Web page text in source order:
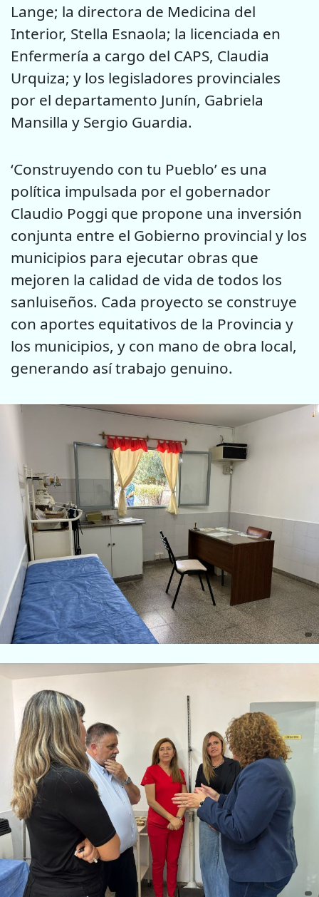
Lange; la directora de Medicina del
Interior, Stella Esnaola; la licenciada en
Enfermería a cargo del CAPS, Claudia
Urquiza; y los legisladores provinciales
por el departamento Junín, Gabriela
Mansilla y Sergio Guardia.
‘Construyendo con tu Pueblo’ es una
política impulsada por el gobernador
Claudio Poggi que propone una inversión
conjunta entre el Gobierno provincial y los
municipios para ejecutar obras que
mejoren la calidad de vida de todos los
sanluiseños. Cada proyecto se construye
con aportes equitativos de la Provincia y
los municipios, y con mano de obra local,
generando así trabajo genuino.